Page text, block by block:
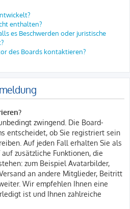
enthalten?
es Beschwerden oder juristische
des Boards kontaktieren?
zwingend. Die Board-
entscheidet, ob Sie registriert sein
Auf jeden Fall erhalten Sie als
zusätzliche Funktionen, die
zum Beispiel Avatarbilder,
an andere Mitglieder, Beitritt
Wir empfehlen Ihnen eine
ist und Ihnen zahlreiche